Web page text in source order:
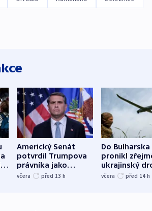
i
Americký Senát
potvrdil Trumpova
právníka jako
ministra
včera před 13 h
Do Bulharska
pronikl
ukrajinský
explodoval
včera před 14 h